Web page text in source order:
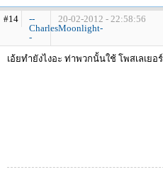
#14
--
CharlesMoonlight-
-
20-02-2012 - 22:58:56
เอ้ยทำยังไงอะ ท่าพวกนั้นใช้ โพสเลเย